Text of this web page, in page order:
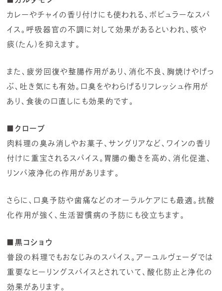
カレーやチャイの香り付けにも使われる、ポピュラーなスパ
イス。呼吸器官の不調に対して効果があるといわれ、咳や
痰(たん)を抑えます。
また、疲労回復や整腸作用があり、消化不良、胸焼けやげっ
ぶ、吐き気にも有効。口臭をやわらげるリフレッシュ作用が
あり、食後の口直しにも効果的です。
■クローブ
肉料理の臭み消しやお菓子、サングリアなど、ワインの香り
付けに重宝されるスパイス。胃腸の働きを高め、消化促進、
リンパ液浄化の作用があります。
さらに、口臭予防や歯痛などのオーラルケアにも最適。抗酸
化作用が強く、生活習慣病の予防にも役立ちます。
黒コショウ
普段の料理でもおなじみのスパイス。アーユルヴェーダでは
重要なヒーリングスパイスとされていて、酸化防止と浄化の
効果があります。